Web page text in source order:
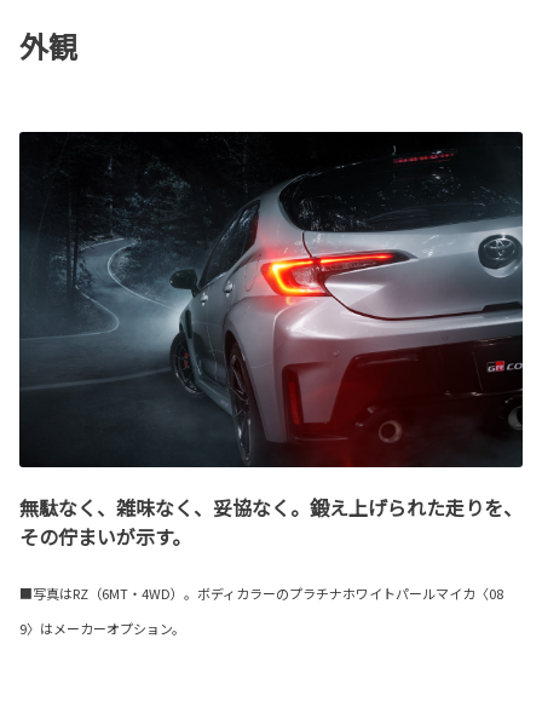
外観
無駄なく、雑味なく、妥協なく。鍛え上げられた走りを、
その佇まいが示す。
■写真はRZ（6MT・4WD）。ボディカラーのプラチナホワイトパールマイカ〈08
9〉はメーカーオプション。